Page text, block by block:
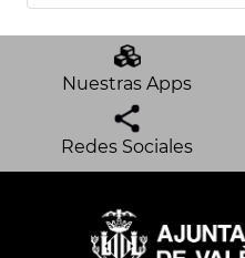
Nuestras Apps
Redes Sociales